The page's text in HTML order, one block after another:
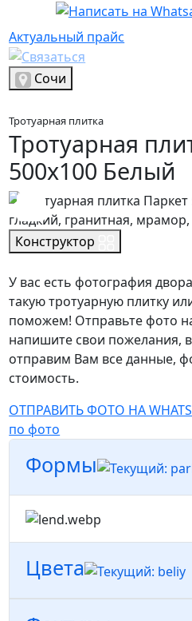
Актуальный прайс
Актуальный прайс
Выбрать город
Сочи
Тротуарная плитка
Тротуарная
500х100 Белый
Конструктор
У вас есть фотография
такую тротуарную плитку
поможем! Отправьте фото
напишите свои пожелания,
отправим Вам все данные,
стоимость.
ОТПРАВИТЬ ФОТО НА
по фото
Формы
Цвета